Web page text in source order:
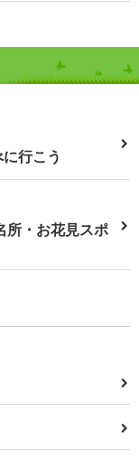
行こう
所・お花見スポ